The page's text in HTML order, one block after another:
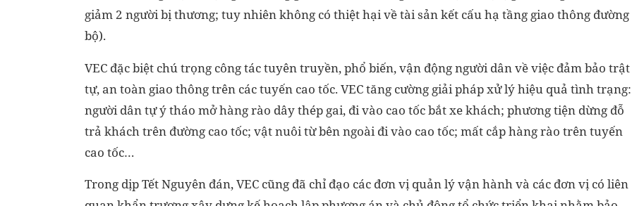
giảm 2 người bị thương; tuy nhiên không có thiệt hại về tài sản kết cấu hạ tầng giao thông đường
bộ).
VEC đặc biệt chú trọng công tác tuyên truyền, phổ biến, vận động người dân về việc đảm bảo trật
tự, an toàn giao thông trên các tuyến cao tốc. VEC tăng cường giải pháp xử lý hiệu quả tình trạng:
người dân tự ý tháo mở hàng rào dây thép gai, đi vào cao tốc bắt xe khách; phương tiện dừng đỗ
trả khách trên đường cao tốc; vật nuôi từ bên ngoài đi vào cao tốc; mất cắp hàng rào trên tuyến
cao tốc…
Trong dịp Tết Nguyên đán, VEC cũng đã chỉ đạo các đơn vị quản lý vận hành và các đơn vị có liên